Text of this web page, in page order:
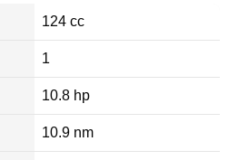
124 cc
1
10.8 hp
10.9 nm